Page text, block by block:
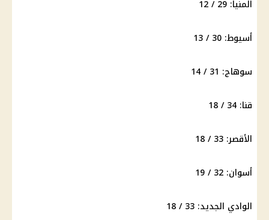
المنيا: 29 / 12
أسيوط: 30 / 13
سوهاج: 31 / 14
قنا: 34 / 18
الأقصر: 33 / 18
أسوان: 32 / 19
الوادي الجديد: 33 / 18